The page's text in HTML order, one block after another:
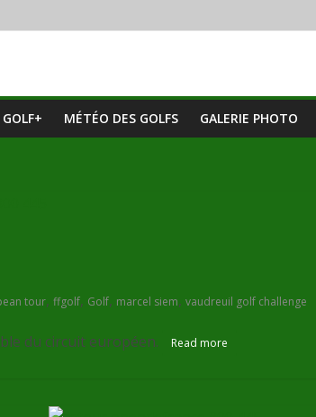
MÉTÉO DES GOLFS GALERIE PHOTO
tour, ffgolf, Golf, marcel siem, vaudreuil golf challenge
du circuit européen. Read more